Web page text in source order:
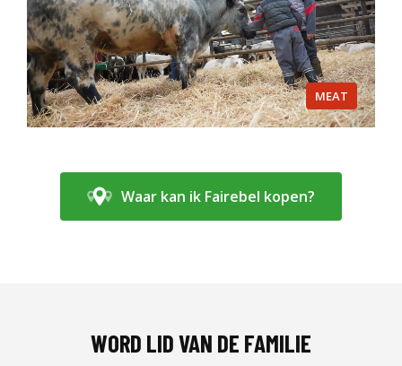
MEAT
Waar kan ik Fairebel kopen?
WORD LID VAN DE FAMILIE